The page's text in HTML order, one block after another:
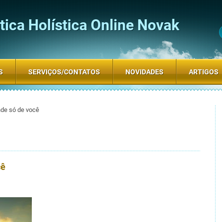
Holística Online Novak
só de você
SERVIÇOS/CONTATOS NOVIDADES ARTIGOS